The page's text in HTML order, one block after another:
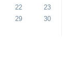
22
23
29
30